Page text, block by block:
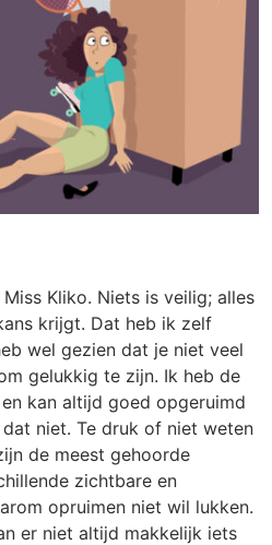
Wageningen
Kliko. Niets is veilig; alles
krijgt. Dat heb ik zelf
wel gezien dat je niet veel
gelukkig te zijn. Ik heb de
kan altijd goed opgeruimd
niet. Te druk of niet weten
de meest gehoorde
zichtbare en
opruimen niet wil lukken.
er niet altijd makkelijk iets